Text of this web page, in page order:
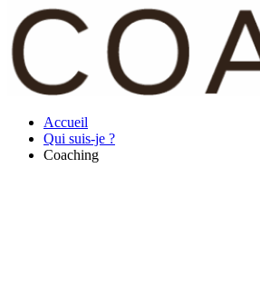
Accueil
Qui suis-je ?
Coaching